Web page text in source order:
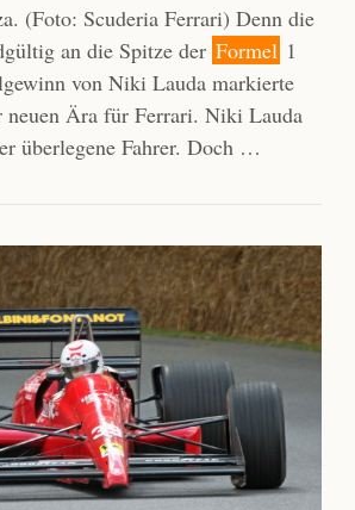
(Foto: Scuderia Ferrari) Denn die
an die Spitze der Formel 1
von Niki Lauda markierte
neuen Ära für Ferrari. Niki Lauda
überlegene Fahrer. Doch …